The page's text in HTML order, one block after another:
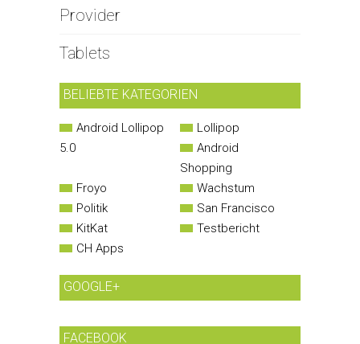
Provider
Tablets
BELIEBTE KATEGORIEN
Android Lollipop
5.0
Lollipop
Android
Shopping
Froyo
Wachstum
Politik
San Francisco
KitKat
Testbericht
CH Apps
GOOGLE+
FACEBOOK